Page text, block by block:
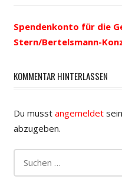
Spendenkonto für die
Stern/Bertelsmann-
KOMMENTAR HINTERLASSEN
Du musst angemeldet
abzugeben.